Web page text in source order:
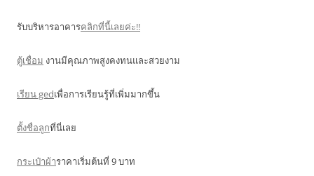
รับบริหารอาคารคลิกที่นี้เลยค่ะ!!
ตู้เชื่อม งานมีคุณภาพสูงคงทนและสวยงาม
เรียน gedเพื่อการเรียนรู้ที่เพิ่มมากขึ้น
ตั้งชื่อลูกที่นี่เลย
กระเป๋าผ้าราคาเริ่มต้นที่ 9 บาท